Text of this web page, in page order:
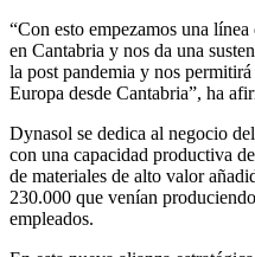
“Con esto empezamos una
en Cantabria y nos da una
la post pandemia y nos
Europa desde Cantabria”, ha
Dynasol se dedica al negocio
con una capacidad productiva
de materiales de alto valor
230.000 que venían
empleados.